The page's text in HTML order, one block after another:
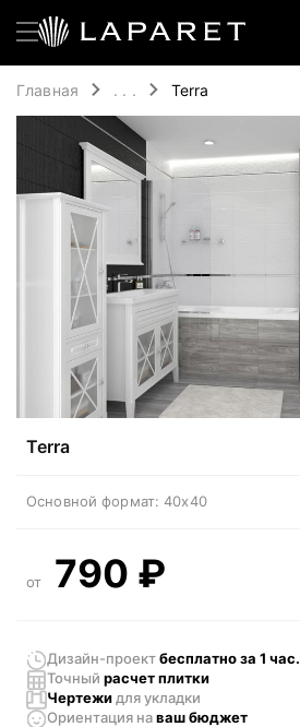
Главная . . . Terra
Terra
Основной формат:40x40
от 790 ₽
Дизайн-проектбесплатно за 1 час.
Точный расчет плитки
Чертежи для укладки
Ориентация наваш бюджет